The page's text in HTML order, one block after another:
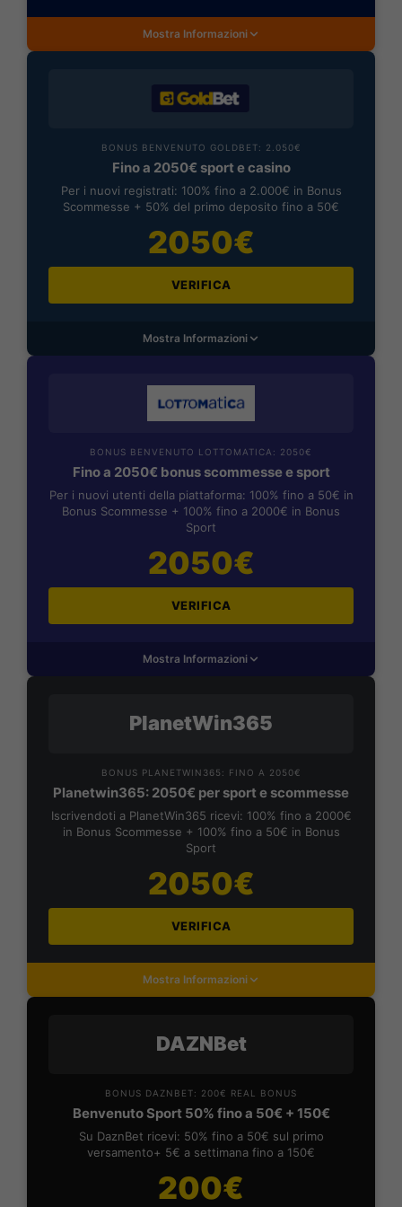
Mostra Informazioni
BONUS BENVENUTO GOLDBET: 2.050€
Fino a 2050€ sport e casino
Per i nuovi registrati: 100% fino a 2.000€ in Bonus
Scommesse + 50% del primo deposito fino a 50€
2050€
VERIFICA
Mostra Informazioni
BONUS BENVENUTO LOTTOMATICA: 2050€
Fino a 2050€ bonus scommesse e sport
Per i nuovi utenti della piattaforma: 100% fino a 50€ in
Bonus Scommesse + 100% fino a 2000€ in Bonus
Sport
2050€
VERIFICA
Mostra Informazioni
PlanetWin365
BONUS PLANETWIN365: FINO A 2050€
Planetwin365: 2050€ per sport e scommesse
Iscrivendoti a PlanetWin365 ricevi: 100% fino a 2000€
in Bonus Scommesse + 100% fino a 50€ in Bonus
Sport
2050€
VERIFICA
Mostra Informazioni
DAZNBet
BONUS DAZNBET: 200€ REAL BONUS
Benvenuto Sport 50% fino a 50€ + 150€
Su DaznBet ricevi: 50% fino a 50€ sul primo
versamento+ 5€ a settimana fino a 150€
200€